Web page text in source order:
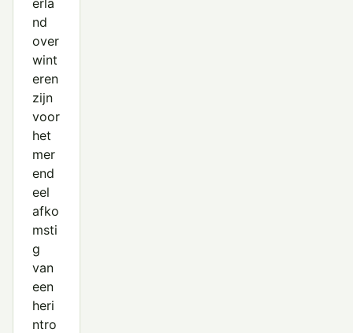
erla
nd
over
wint
eren
zijn
voor
het
mer
end
eel
afko
msti
g
van
een
heri
ntro